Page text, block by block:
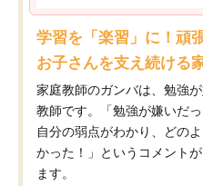
学習を「楽習」に！頑
お子さんを支え続ける
家庭教師のガンバは、勉強
教師です。「勉強が嫌いだ
自分の弱点がわかり、どの
かった！」というコメント
ます。